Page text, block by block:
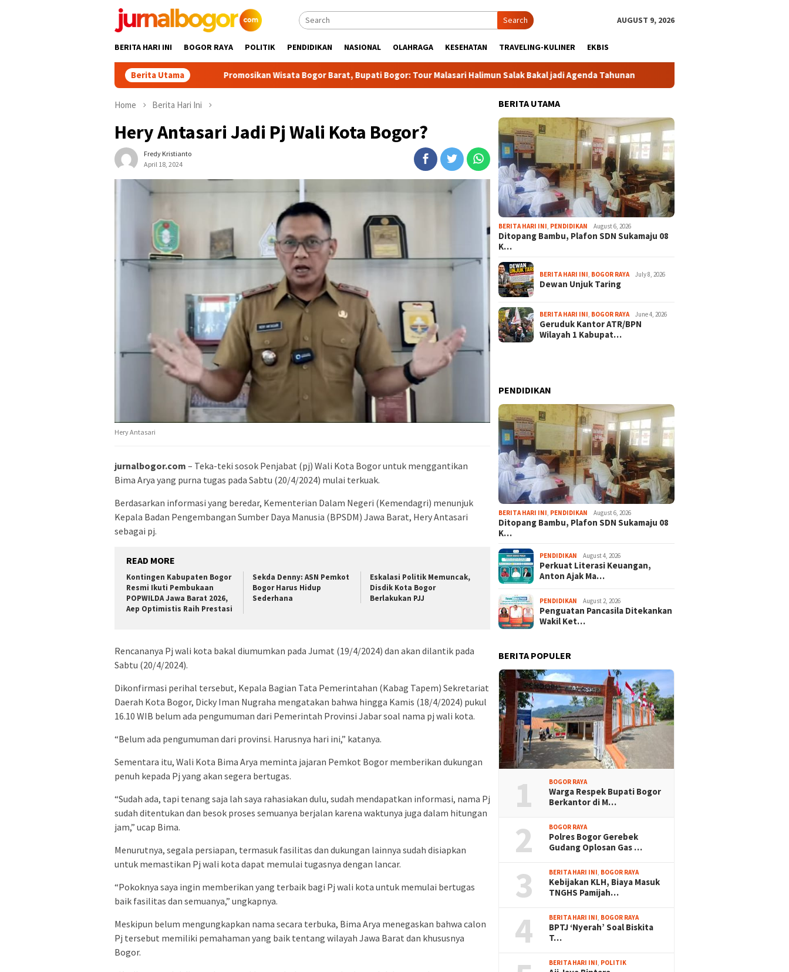
Search AUGUST 9, 2026
BERITA HARI INI BOGOR RAYA POLITIK PENDIDIKAN NASIONAL OLAHRAGA KESEHATAN TRAVELING-KULINER EKBIS
Berita UtamaPromosikan Wisata Bogor Barat, Bupati Bogor: Tour Malasari Halimun Salak Bakal jadi Agenda Tahunan Gabpeknas Dukung Ridwan Rusliadi Jadi
Home Berita Hari Ini
Hery Antasari Jadi Pj Wali Kota Bogor?
Fredy Kristianto
April 18, 2024
Hery Antasari
jurnalbogor.com – Teka-teki sosok Penjabat (pj) Wali Kota Bogor untuk menggantikan
Bima Arya yang purna tugas pada Sabtu (20/4/2024) mulai terkuak.
Berdasarkan informasi yang beredar, Kementerian Dalam Negeri (Kemendagri) menunjuk
Kepala Badan Pengembangan Sumber Daya Manusia (BPSDM) Jawa Barat, Hery Antasari
sebagai pj.
READ MORE
Kontingen Kabupaten Bogor
Resmi Ikuti Pembukaan
POPWILDA Jawa Barat 2026,
Aep Optimistis Raih Prestasi
Sekda Denny: ASN Pemkot
Bogor Harus Hidup
Sederhana
Eskalasi Politik Memuncak,
Disdik Kota Bogor
Berlakukan PJJ
Rencananya Pj wali kota bakal diumumkan pada Jumat (19/4/2024) dan akan dilantik pada
Sabtu (20/4/2024).
Dikonfirmasi perihal tersebut, Kepala Bagian Tata Pemerintahan (Kabag Tapem) Sekretariat
Daerah Kota Bogor, Dicky Iman Nugraha mengatakan bahwa hingga Kamis (18/4/2024) pukul
16.10 WIB belum ada pengumuman dari Pemerintah Provinsi Jabar soal nama pj wali kota.
“Belum ada pengumuman dari provinsi. Harusnya hari ini,” katanya.
Sementara itu, Wali Kota Bima Arya meminta jajaran Pemkot Bogor memberikan dukungan
penuh kepada Pj yang akan segera bertugas.
“Sudah ada, tapi tenang saja lah saya rahasiakan dulu, sudah mendapatkan informasi, nama Pj
sudah ditentukan dan besok proses semuanya berjalan karena waktunya juga dalam hitungan
jam,” ucap Bima.
Menurutnya, segala persiapan, termasuk fasilitas dan dukungan lainnya sudah disiapkan
untuk memastikan Pj wali kota dapat memulai tugasnya dengan lancar.
“Pokoknya saya ingin memberikan yang terbaik bagi Pj wali kota untuk memulai bertugas
baik fasilitas dan semuanya,” ungkapnya.
Meskipun belum mengungkapkan nama secara terbuka, Bima Arya menegaskan bahwa calon
Pj tersebut memiliki pemahaman yang baik tentang wilayah Jawa Barat dan khususnya
Bogor.
BERITA UTAMA
BERITA HARI INI PENDIDIKAN August 6, 2026
Ditopang Bambu, Plafon SDN Sukamaju 08
K…
BERITA HARI INI BOGOR RAYA July 8, 2026
Dewan Unjuk Taring
BERITA HARI INI BOGOR RAYA June 4, 2026
Geruduk Kantor ATR/BPN
Wilayah 1 Kabupat…
PENDIDIKAN
BERITA HARI INI PENDIDIKAN August 6, 2026
Ditopang Bambu, Plafon SDN Sukamaju 08
K…
PENDIDIKAN August 4, 2026
Perkuat Literasi Keuangan,
Anton Ajak Ma…
PENDIDIKAN August 2, 2026
Penguatan Pancasila Ditekankan
Wakil Ket…
BERITA POPULER
1 BOGOR RAYA
Warga Respek Bupati Bogor
Berkantor di M…
2 BOGOR RAYA
Polres Bogor Gerebek
Gudang Oplosan Gas …
3 BERITA HARI INI, BOGOR RAYA
Kebijakan KLH, Biaya Masuk
TNGHS Pamijah…
4 BERITA HARI INI, BOGOR RAYA
BPTJ ‘Nyerah’ Soal Biskita
T…
BERITA HARI INI, POLITIK